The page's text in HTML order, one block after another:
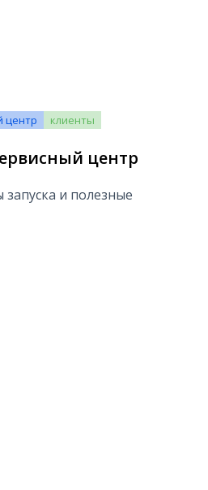
центр клиенты
центр
и полезные